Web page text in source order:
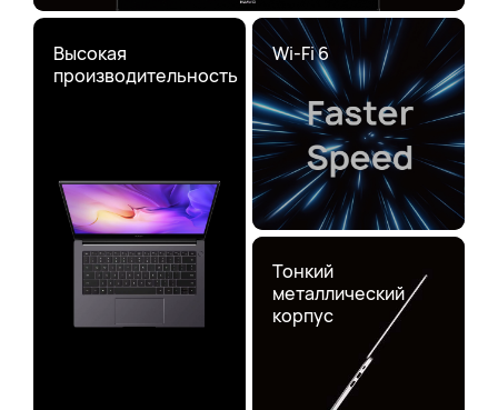
Высокая
производительность
Wi-Fi 6
Тонкий
металлический
корпус